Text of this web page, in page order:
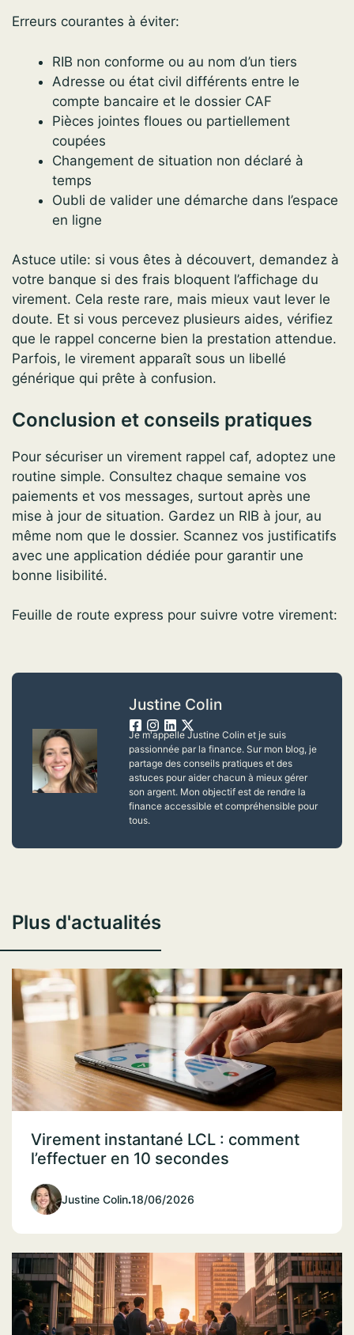
Erreurs courantes à éviter:
RIB non conforme ou au nom d’un tiers
Adresse ou état civil différents entre le
compte bancaire et le dossier CAF
Pièces jointes floues ou partiellement
coupées
Changement de situation non déclaré à
temps
Oubli de valider une démarche dans l’espace
en ligne
Astuce utile: si vous êtes à découvert, demandez à
votre banque si des frais bloquent l’affichage du
virement. Cela reste rare, mais mieux vaut lever le
doute. Et si vous percevez plusieurs aides, vérifiez
que le rappel concerne bien la prestation attendue.
Parfois, le virement apparaît sous un libellé
générique qui prête à confusion.
Conclusion et conseils pratiques
Pour sécuriser un virement rappel caf, adoptez une
routine simple. Consultez chaque semaine vos
paiements et vos messages, surtout après une
mise à jour de situation. Gardez un RIB à jour, au
même nom que le dossier. Scannez vos justificatifs
avec une application dédiée pour garantir une
bonne lisibilité.
Feuille de route express pour suivre votre virement:
Justine Colin
Je m'appelle Justine Colin et je suis
passionnée par la finance. Sur mon blog, je
partage des conseils pratiques et des
astuces pour aider chacun à mieux gérer
son argent. Mon objectif est de rendre la
finance accessible et compréhensible pour
tous.
Plus d'actualités
Virement instantané LCL : comment
l’effectuer en 10 secondes
Justine Colin.18/06/2026